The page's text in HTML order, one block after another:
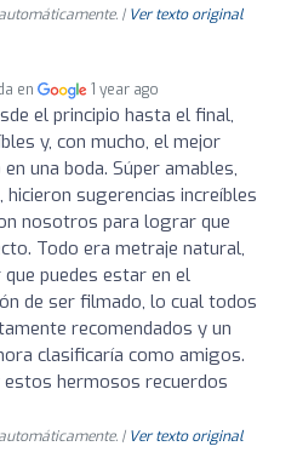
| Ver texto original
en 1 year ago
el principio hasta el final,
y, con mucho, el mejor
una boda. Súper amables,
hicieron sugerencias increíbles
nosotros para lograr que
Todo era metraje natural,
puedes estar en el
de ser filmado, lo cual todos
recomendados y un
clasificaría como amigos.
hermosos recuerdos
| Ver texto original